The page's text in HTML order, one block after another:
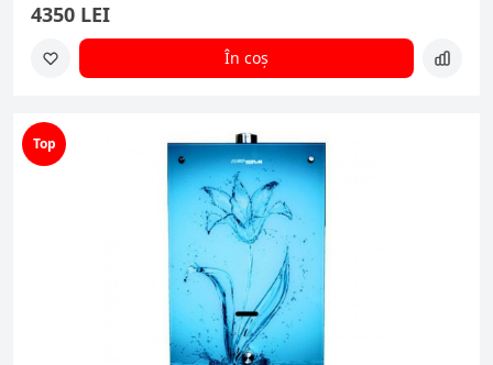
4350 LEI
În coș
Top